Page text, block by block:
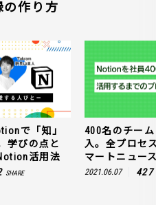
作り方
で「知」
学びの点と
活用法
SHARE
400名のチー
入。全プロセ
マートニュー
2021.06.07 427